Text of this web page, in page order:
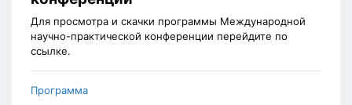
Для просмотра и скачки программы Международной
научно-практической конференции перейдите по
ссылке.
Программа